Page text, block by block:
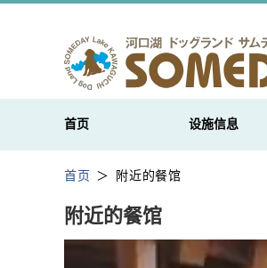
首页 设施信息
首页 附近的餐馆
附近的餐馆